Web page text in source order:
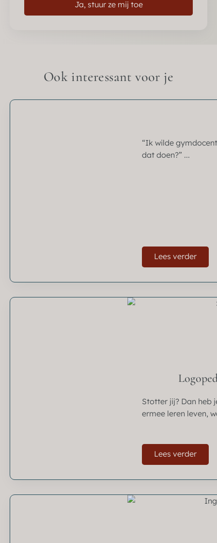
Ja, stuur ze mij toe
Ook interessant voor je
“Ik wilde
dat doen?” ...
Lees verder
Stotter jij? Dan heb
ermee leren leven,
Lees verder